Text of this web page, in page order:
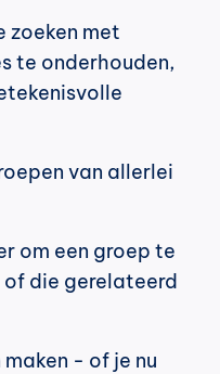
zoeken met
te onderhouden,
van allerlei
om een groep te
of die gerelateerd
- of je nu